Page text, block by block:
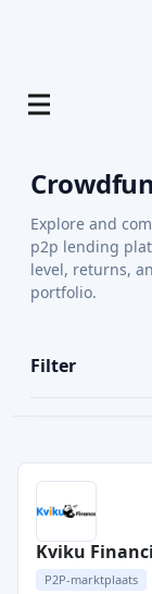
Explore and
p2p lending
level, returns,
portfolio.
Filter
Kviku
P2P-marktplaats